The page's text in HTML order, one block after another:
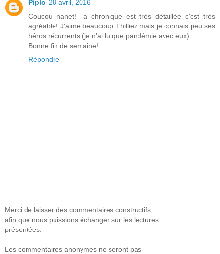
Piplo 28 avril, 2016
Coucou nanet! Ta chronique est très détaillée c'est très
agréable! J'aime beaucoup Thilliez mais je connais peu ses
héros récurrents (je n'ai lu que pandémie avec eux)
Bonne fin de semaine!
Répondre
Merci de laisser des commentaires constructifs,
afin que nous puissions échanger sur les lectures
présentées.
Les commentaires anonymes ne seront pas